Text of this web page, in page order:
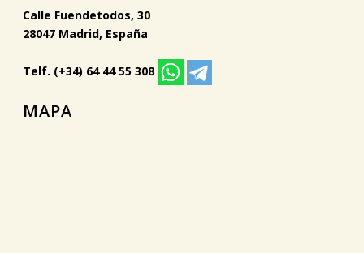
Calle Fuendetodos, 30
28047 Madrid, España
Telf. (+34) 64 44 55 308
MAPA